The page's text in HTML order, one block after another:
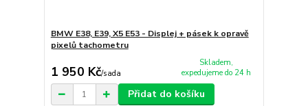
BMW E38, E39, X5 E53 - Displej + pásek k opravě
pixelů tachometru
1 950 Kč/sada
Skladem,
expedujeme do 24 h
Přidat do košíku